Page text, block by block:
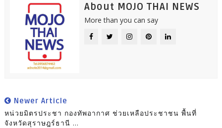
About MOJO THAI NEWS
More than you can say
Newer Article
หน่วยมิตรประชา กองทัพอากาศ ช่วยเหลือประชาชน พื้นที่
จังหวัดสุราษฎร์ธานี ...